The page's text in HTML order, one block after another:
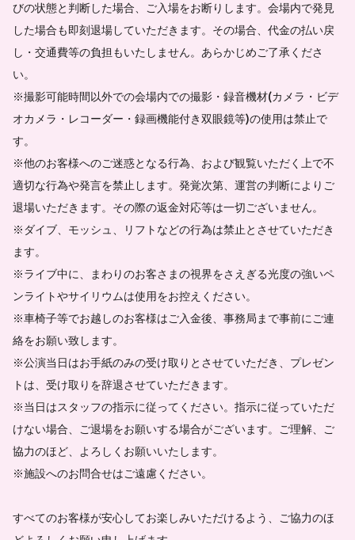
びの状態と判断した場合、ご入場をお断りします。会場内で発見
した場合も即刻退場していただきます。その場合、代金の払い戻
し・交通費等の負担もいたしません。あらかじめご了承くださ
い。
※撮影可能時間以外での会場内での撮影・録音機材(カメラ・ビデ
オカメラ・レコーダー・録画機能付き双眼鏡等)の使用は禁止で
す。
※他のお客様へのご迷惑となる行為、および観覧いただく上で不
適切な行為や発言を禁止します。発覚次第、運営の判断によりご
退場いただきます。その際の返金対応等は一切ございません。
※ダイブ、モッシュ、リフトなどの行為は禁止とさせていただき
ます。
※ライブ中に、まわりのお客さまの視界をさえぎる光度の強いペ
ンライトやサイリウムは使用をお控えください。
※車椅子等でお越しのお客様はご入金後、事務局まで事前にご連
絡をお願い致します。
※公演当日はお手紙のみの受け取りとさせていただき、プレゼン
トは、受け取りを辞退させていただきます。
※当日はスタッフの指示に従ってください。指示に従っていただ
けない場合、ご退場をお願いする場合がございます。ご理解、ご
協力のほど、よろしくお願いいたします。
※施設へのお問合せはご遠慮ください。
すべてのお客様が安心してお楽しみいただけるよう、ご協力のほ